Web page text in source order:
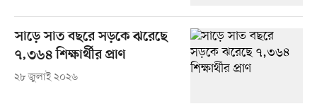
সাড়ে সাত বছরে সড়কে ঝরেছে
৭,৩৬৪ শিক্ষার্থীর প্রাণ
২৮ জুলাই ২০২৬